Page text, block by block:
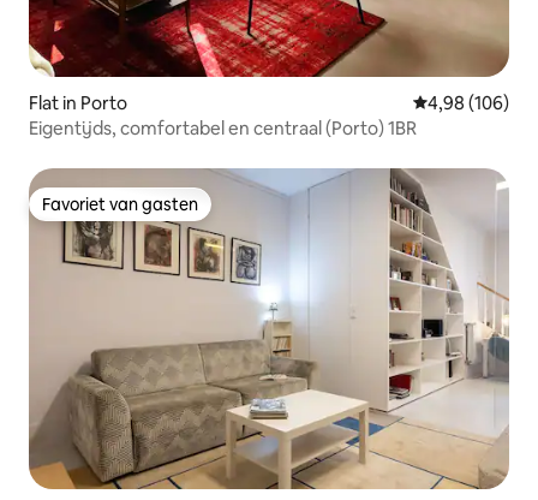
Flat in Porto Gemiddelde
4,98 (106)
Eigentijds, comfortabel en centraal (Porto) 1BR
Favoriet van gasten
Favoriet van gasten